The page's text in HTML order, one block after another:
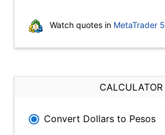
Watch quotes in MetaTrader 5
CALCULATOR
Convert Dollars to Pesos